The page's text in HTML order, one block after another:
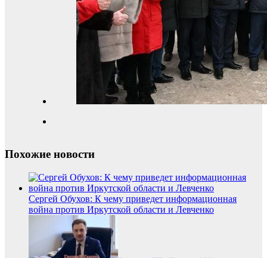
Похожие новости
Сергей Обухов: К чему приведет информационная
война против Иркутской области и Левченко